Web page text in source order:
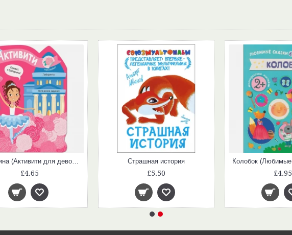
Балерина (Активити для девочек)
£4.65
Страшная история
£5.50 £4.95